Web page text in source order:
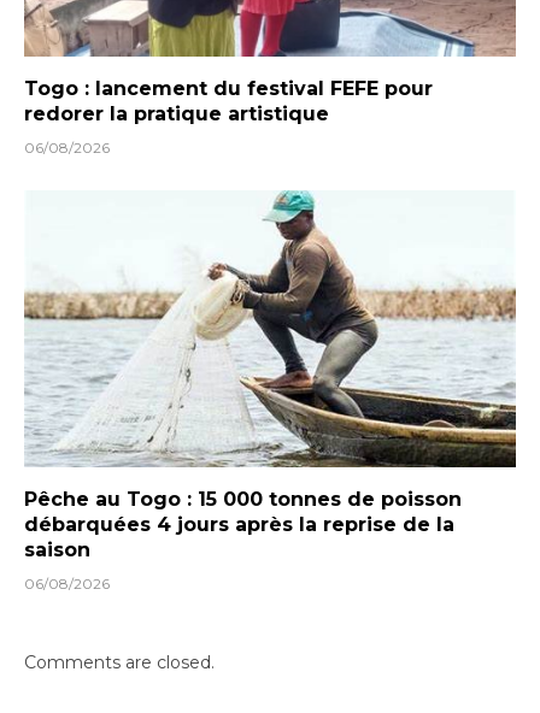
Togo : lancement du festival FEFE pour
redorer la pratique artistique
06/08/2026
Pêche au Togo : 15 000 tonnes de poisson
débarquées 4 jours après la reprise de la
saison
06/08/2026
Comments are closed.